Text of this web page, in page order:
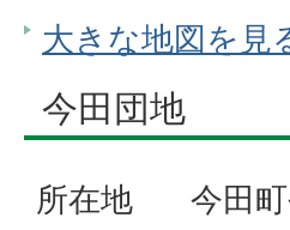
大きな地図を見
今田団地
所在地 今田町